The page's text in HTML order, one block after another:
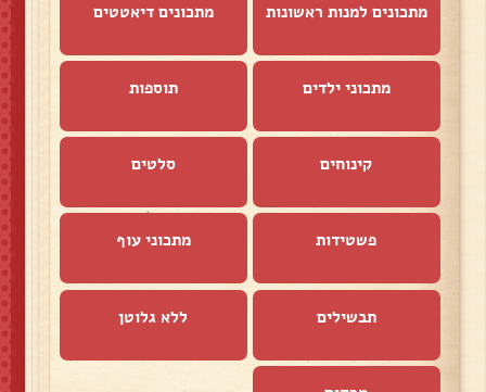
מתכונים למנות ראשונות מתכונים דיאטטים
מתכוני ילדים תוספות
קינוחים סלטים
פשטידות מתכוני עוף
תבשילים ללא גלוטן